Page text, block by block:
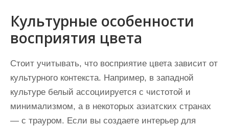
Культурные особенности
восприятия цвета
Стоит учитывать, что восприятие цвета зависит от
культурного контекста. Например, в западной
культуре белый ассоциируется с чистотой и
минимализмом, а в некоторых азиатских странах
— с трауром. Если вы создаете интерьер для